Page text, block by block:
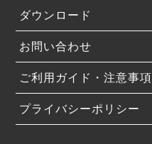
ダウンロード
お問い合わせ
ご利用ガイド・注意事項
プライバシーポリシー